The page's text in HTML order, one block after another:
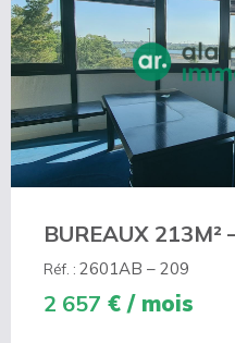
BUREAUX 213M²
Réf. : 2601AB – 209
2 657 € / mois